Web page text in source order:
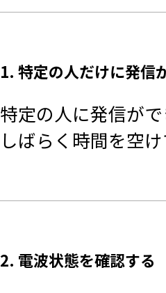
1. 特定の人だけに発信
特定の人に発信が
しばらく時間を空
2. 電波状態を確認する